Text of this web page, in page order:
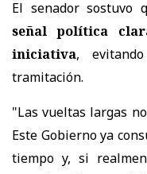
El senador sostuvo
señal política
iniciativa,
tramitación.
"Las vueltas largas
Este Gobierno ya
tiempo y, si